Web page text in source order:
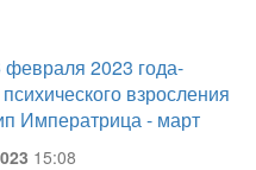
февраля 2023 года-
взросления
Императрица - март
15:08